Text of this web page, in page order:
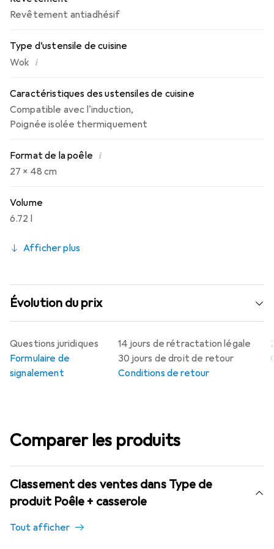
tampons à récurer en métal, car ils peuvent endommager
un chiffon propre.
Revêtement antiadhésif
Type d’ustensile de cuisine
Wok i
Caractéristiques des ustensiles de cuisine
Compatible avec l'induction,
Poignée isolée thermiquement
Format de la poêle i
27 x 48 cm
Volume
6.72 l
Afficher plus
Évolution du prix
14 jours de rétractation légale
30 jours de droit de retour
Conditions de retour
Questions juridiques
Formulaire de
signalement
Comparer les produits
Classement des ventes dans Type de
produit Poêle + casserole
Tout afficher